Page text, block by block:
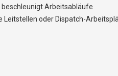
Arbeitsabläufe
Leitstellen oder Dispatch-